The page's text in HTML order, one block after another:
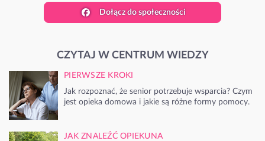
Dołącz do społeczności
CZYTAJ W CENTRUM WIEDZY
PIERWSZE KROKI
Jak rozpoznać, że senior potrzebuje wsparcia? Czym
jest opieka domowa i jakie są różne formy pomocy.
JAK ZNALEŹĆ OPIEKUNA